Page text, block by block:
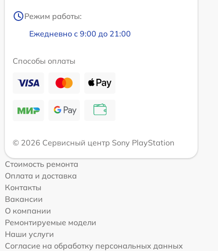
Режим работы:
Ежедневно с 9:00 до 21:00
Способы оплаты
© 2026 Сервисный центр Sony PlayStation
Стоимость ремонта
Оплата и доставка
Контакты
Вакансии
О компании
Ремонтируемые модели
Наши услуги
Согласие на обработку персональных данных